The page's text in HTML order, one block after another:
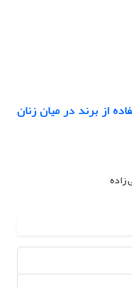
از برند در میان زنان
زاده